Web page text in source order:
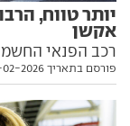
אקשן
רכב הפנאי
מתיחת פנים
פורסם בתאריך 10-02-2026